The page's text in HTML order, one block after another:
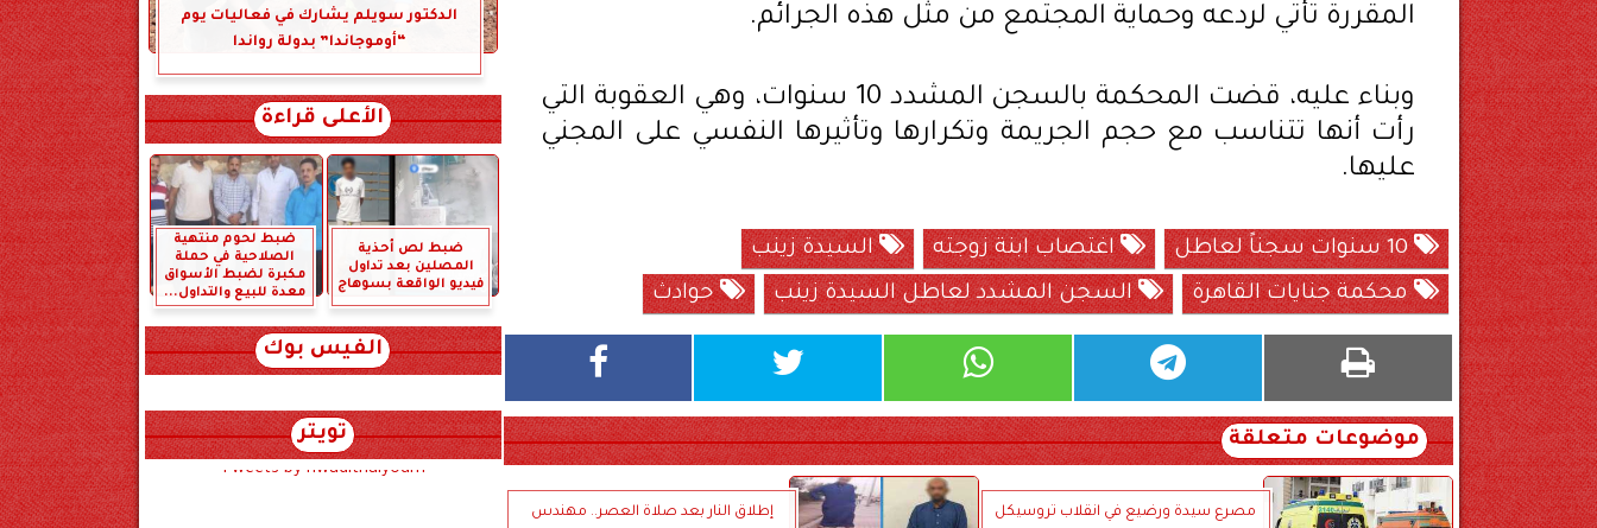
المقررة تأتي لردعه وحماية المجتمع من مثل هذه الجرائم.
وبناء عليه، قضت المحكمة بالسجن المشدد 10 سنوات، وهي العقوبة التي
رأت أنها تتناسب مع حجم الجريمة وتكرارها وتأثيرها النفسي على المجني
عليها.
10 سنوات سجناً لعاطل اغتصاب ابنة زوجته
السيدة زينب
محكمة جنايات القاهرة
السجن المشدد لعاطل السيدة زينب حوادث
موضوعات متعلقة
مصرع سيدة ورضيع في انقلاب تروسيكل
إطلاق النار بعد صلاة العصر.. مهندس
الدكتور سويلم يشارك في فعاليات يوم
“أوموجاندا” بدولة رواندا
الأعلى قراءة
ضبط لص أحذية
المصلين بعد تداول
فيديو الواقعة بسوهاج
ضبط لحوم منتهية
الصلاحية في حملة
مكبرة لضبط الأسواق
معدة للبيع والتداول...
الفيس بوك
تويتر
Tweets by hwadithalyoum